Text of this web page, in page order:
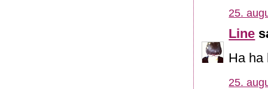
25.
Line
Ha ha
25.